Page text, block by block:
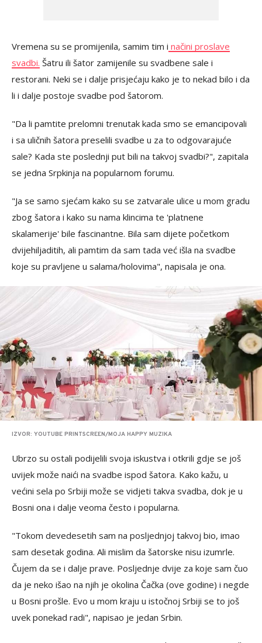
Vremena su se promijenila, samim tim i načini proslave
svadbi. Šatru ili šator zamijenile su svadbene sale i
restorani. Neki se i dalje prisjećaju kako je to nekad bilo i da
li i dalje postoje svadbe pod šatorom.
"Da li pamtite prelomni trenutak kada smo se emancipovali
i sa uličnih šatora preselili svadbe u za to odgovarajuće
sale? Kada ste poslednji put bili na takvoj svadbi?", zapitala
se jedna Srpkinja na popularnom forumu.
"Ja se samo sjećam kako su se zatvarale ulice u mom gradu
zbog šatora i kako su nama klincima te 'platnene
skalamerije' bile fascinantne. Bila sam dijete početkom
dvijehiljaditih, ali pamtim da sam tada već išla na svadbe
koje su pravljene u salama/holovima", napisala je ona.
IZVOR: YOUTUBE PRINTSCREEN/MOJA HAPPY MUZIKA
Ubrzo su ostali podijelili svoja iskustva i otkrili gdje se još
uvijek može naići na svadbe ispod šatora. Kako kažu, u
većini sela po Srbiji može se vidjeti takva svadba, dok je u
Bosni ona i dalje veoma često i popularna.
"Tokom devedesetih sam na posljednjoj takvoj bio, imao
sam desetak godina. Ali mislim da šatorske nisu izumrle.
Čujem da se i dalje prave. Posljednje dvije za koje sam čuo
da je neko išao na njih je okolina Čačka (ove godine) i negde
u Bosni prošle. Evo u mom kraju u istočnoj Srbiji se to još
uvek ponekad radi", napisao je jedan Srbin.